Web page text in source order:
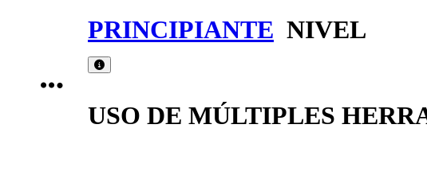
PRINCIPIANTE NIVEL
USO DE MÚLTIPLES